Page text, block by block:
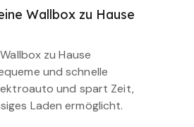
Wallbox zu Hause
zu Hause
und schnelle
und spart Zeit,
Laden ermöglicht.